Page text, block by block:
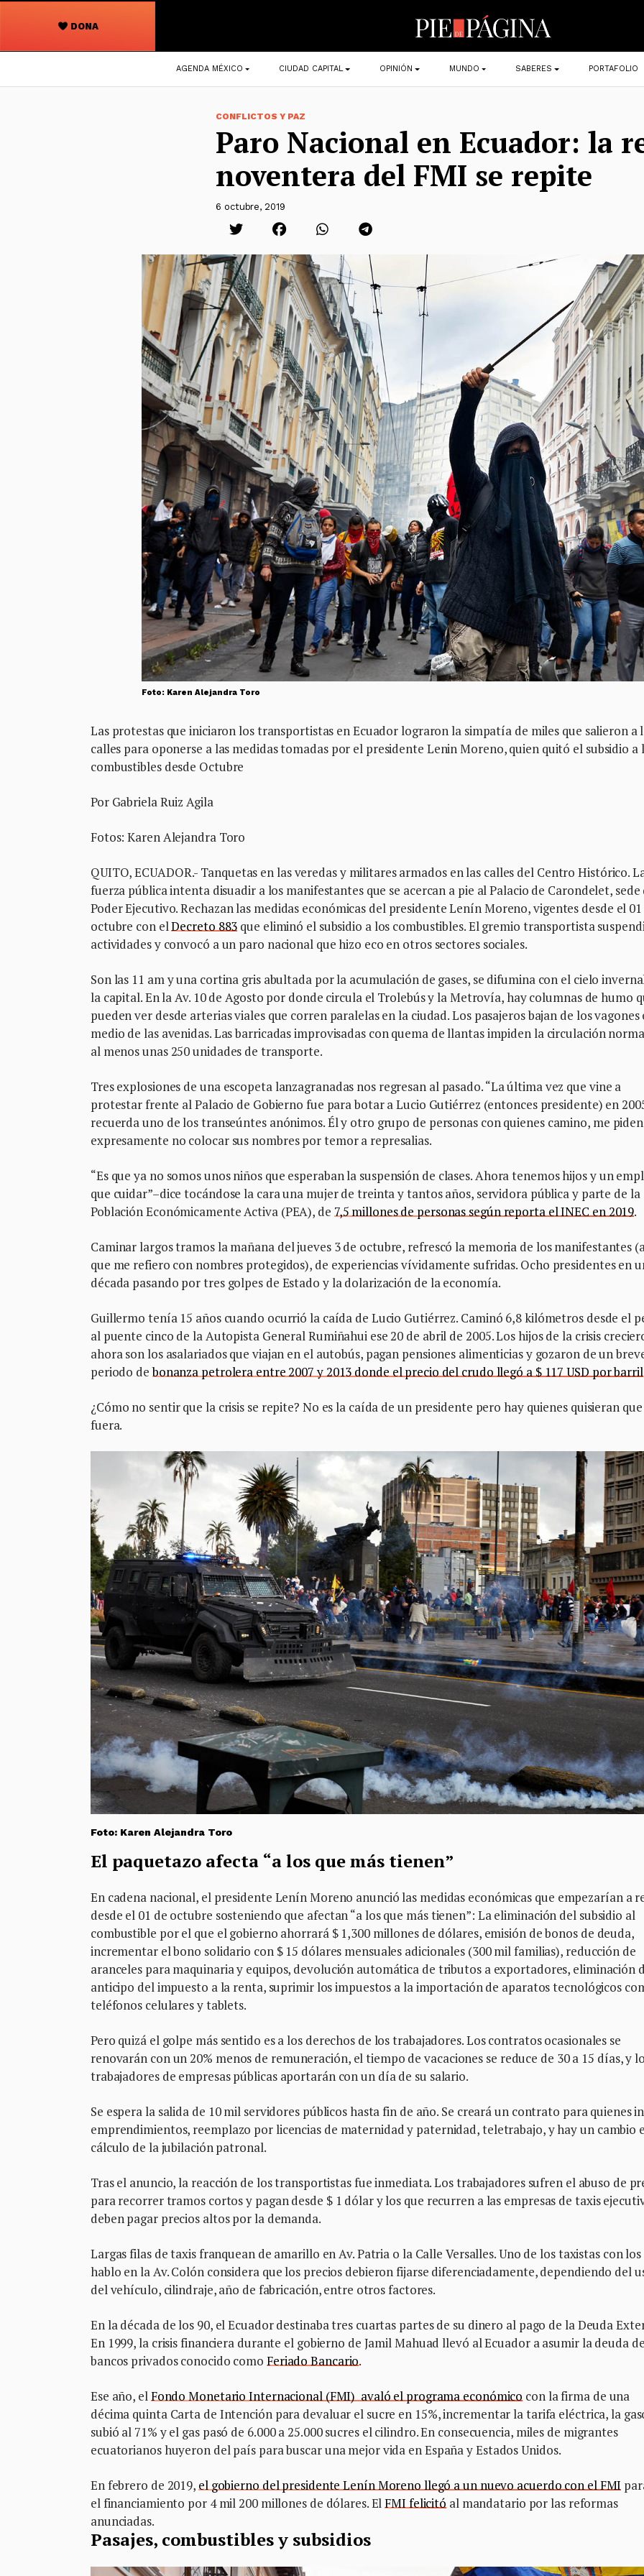
DONA
Navegación
principal
AGENDA MÉXICO CIUDAD CAPITAL OPINIÓN MUNDO SABERES PORTAFOLIO
CONFLICTOS Y PAZ
Paro Nacional en Ecuador: la
noventera del FMI se repite
6 octubre, 2019
Foto: Karen Alejandra Toro
Las protestas que iniciaron los transportistas en Ecuador lograron la simpatía de miles que salieron a
calles para oponerse a las medidas tomadas por el presidente Lenin Moreno, quien quitó el subsidio a
combustibles desde Octubre
Por Gabriela Ruiz Agila
Fotos: Karen Alejandra Toro
QUITO, ECUADOR.- Tanquetas en las veredas y militares armados en las calles del Centro Histórico.
fuerza pública intenta disuadir a los manifestantes que se acercan a pie al Palacio de Carondelet, sede
Poder Ejecutivo. Rechazan las medidas económicas del presidente Lenín Moreno, vigentes desde el
octubre con elDecreto 883 que eliminó el subsidio a los combustibles. El gremio transportista
actividades y convocó a un paro nacional que hizo eco en otros sectores sociales.
Son las 11 am y una cortina gris abultada por la acumulación de gases, se difumina con el cielo
la capital. En la Av. 10 de Agosto por donde circula el Trolebús y la Metrovía, hay columnas de humo
pueden ver desde arterias viales que corren paralelas en la ciudad. Los pasajeros bajan de los vagones
medio de las avenidas. Las barricadas improvisadas con quema de llantas impiden la circulación
al menos unas 250 unidades de transporte.
Tres explosiones de una escopeta lanzagranadas nos regresan al pasado. “La última vez que vine a
protestar frente al Palacio de Gobierno fue para botar a Lucio Gutiérrez (entonces presidente) en
recuerda uno de los transeúntes anónimos. Él y otro grupo de personas con quienes camino, me piden
expresamente no colocar sus nombres por temor a represalias.
“Es que ya no somos unos niños que esperaban la suspensión de clases. Ahora tenemos hijos y un
que cuidar”–dice tocándose la cara una mujer de treinta y tantos años, servidora pública y parte de la
Población Económicamente Activa (PEA), de 7,5 millones de personas según reporta el INEC en 2019.
Caminar largos tramos la mañana del jueves 3 de octubre, refrescó la memoria de los manifestantes
que me refiero con nombres protegidos), de experiencias vívidamente sufridas. Ocho presidentes en
década pasando por tres golpes de Estado y la dolarización de la economía.
Guillermo tenía 15 años cuando ocurrió la caída de Lucio Gutiérrez. Caminó 6,8 kilómetros desde el
al puente cinco de la Autopista General Rumiñahui ese 20 de abril de 2005. Los hijos de la crisis
ahora son los asalariados que viajan en el autobús, pagan pensiones alimenticias y gozaron de un
periodo debonanza petrolera entre 2007 y 2013 donde el precio del crudo llegó a $ 117 USD por barril
¿Cómo no sentir que la crisis se repite? No es la caída de un presidente pero hay quienes quisieran
fuera.
Foto: Karen Alejandra Toro
El paquetazo afecta “a los que más tienen”
En cadena nacional, el presidente Lenín Moreno anunció las medidas económicas que empezarían a
desde el 01 de octubre sosteniendo que afectan “a los que más tienen”: La eliminación del subsidio al
combustible por el que el gobierno ahorrará $ 1,300 millones de dólares, emisión de bonos de deuda,
incrementar el bono solidario con $ 15 dólares mensuales adicionales (300 mil familias), reducción de
aranceles para maquinaria y equipos, devolución automática de tributos a exportadores, eliminación
anticipo del impuesto a la renta, suprimir los impuestos a la importación de aparatos tecnológicos
teléfonos celulares y tablets.
Pero quizá el golpe más sentido es a los derechos de los trabajadores. Los contratos ocasionales se
renovarán con un 20% menos de remuneración, el tiempo de vacaciones se reduce de 30 a 15 días, y
trabajadores de empresas públicas aportarán con un día de su salario.
Se espera la salida de 10 mil servidores públicos hasta fin de año. Se creará un contrato para quienes
emprendimientos, reemplazo por licencias de maternidad y paternidad, teletrabajo, y hay un cambio
cálculo de la jubilación patronal.
Tras el anuncio, la reacción de los transportistas fue inmediata. Los trabajadores sufren el abuso de
para recorrer tramos cortos y pagan desde $ 1 dólar y los que recurren a las empresas de taxis
deben pagar precios altos por la demanda.
Largas filas de taxis franquean de amarillo en Av. Patria o la Calle Versalles. Uno de los taxistas con los
hablo en la Av. Colón considera que los precios debieron fijarse diferenciadamente, dependiendo del
del vehículo, cilindraje, año de fabricación, entre otros factores.
En la década de los 90, el Ecuador destinaba tres cuartas partes de su dinero al pago de la Deuda
En 1999, la crisis financiera durante el gobierno de Jamil Mahuad llevó al Ecuador a asumir la deuda
bancos privados conocido como Feriado Bancario.
Ese año, el Fondo Monetario Internacional (FMI) avaló el programa económico con la firma de una
décima quinta Carta de Intención para devaluar el sucre en 15%, incrementar la tarifa eléctrica, la
subió al 71% y el gas pasó de 6.000 a 25.000 sucres el cilindro. En consecuencia, miles de migrantes
ecuatorianos huyeron del país para buscar una mejor vida en España y Estados Unidos.
En febrero de 2019, el gobierno del presidente Lenín Moreno llegó a un nuevo acuerdo con el FMI
el financiamiento por 4 mil 200 millones de dólares. ElFMI felicitó al mandatario por las reformas
anunciadas.
Pasajes, combustibles y subsidios